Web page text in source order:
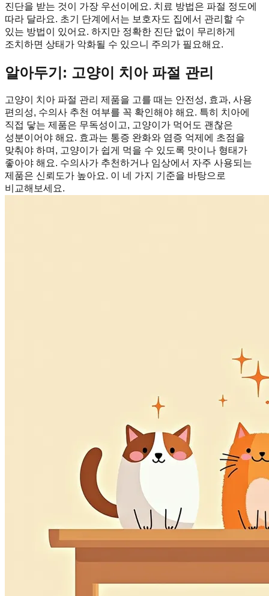
진단을 받는 것이 가장 우선이에요. 치료 방법은 파절 정도에
따라 달라요. 초기 단계에서는 보호자도 집에서 관리할 수
있는 방법이 있어요. 하지만 정확한 진단 없이 무리하게
조치하면 상태가 악화될 수 있으니 주의가 필요해요.
알아두기: 고양이 치아 파절 관리
고양이 치아 파절 관리 제품을 고를 때는 안전성, 효과, 사용
편의성, 수의사 추천 여부를 꼭 확인해야 해요. 특히 치아에
직접 닿는 제품은 무독성이고, 고양이가 먹어도 괜찮은
성분이어야 해요. 효과는 통증 완화와 염증 억제에 초점을
맞춰야 하며, 고양이가 쉽게 먹을 수 있도록 맛이나 형태가
좋아야 해요. 수의사가 추천하거나 임상에서 자주 사용되는
제품은 신뢰도가 높아요. 이 네 가지 기준을 바탕으로
비교해보세요.